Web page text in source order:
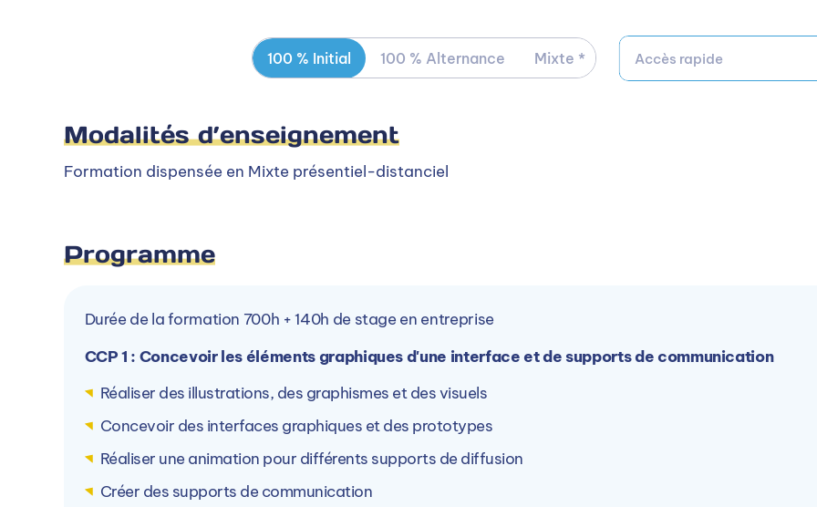
100 % Initial 100 % Alternance Mixte * Accès rapide
Modalités d’enseignement
Formation dispensée en Mixte présentiel-distanciel
Programme
Durée de la formation 700h + 140h de stage en entreprise
CCP 1 : Concevoir les éléments graphiques d'une interface et de supports de communication
Réaliser des illustrations, des graphismes et des visuels
Concevoir des interfaces graphiques et des prototypes
Réaliser une animation pour différents supports de diffusion
Créer des supports de communication
Vincent BOUTTIER
Responsable de centre